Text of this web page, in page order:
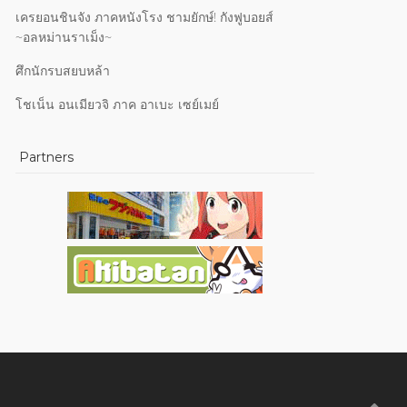
เครยอนชินจัง ภาคหนังโรง ชามยักษ์! กังฟูบอยส์
~อลหม่านราเม็ง~
ศึกนักรบสยบหล้า
โชเน็น อนเมียวจิ ภาค อาเบะ เซย์เมย์
Partners